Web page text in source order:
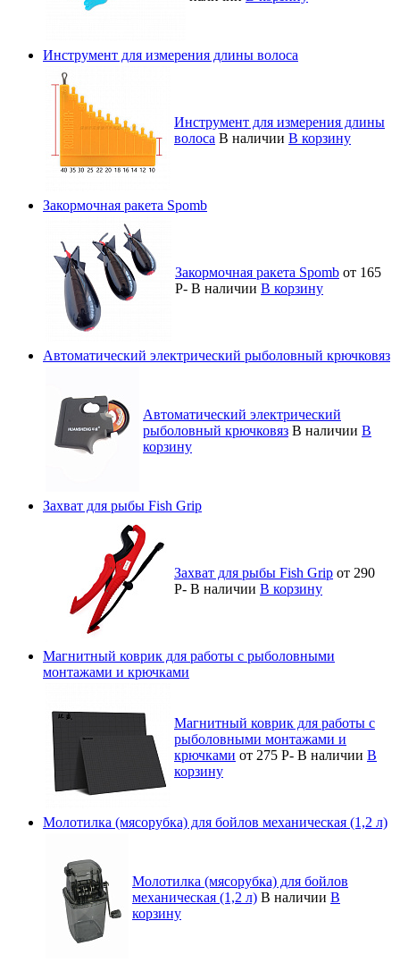
Инструмент для измерения длины волоса
Инструмент для измерения длины
волоса В наличии В корзину
Закормочная ракета Spomb
Закормочная ракета Spomb от 165
Р- В наличии В корзину
Автоматический электрический рыболовный крючковяз
Автоматический электрический
рыболовный крючковяз В наличии В
корзину
Захват для рыбы Fish Grip
Захват для рыбы Fish Grip от 290
Р- В наличии В корзину
Магнитный коврик для работы с рыболовными
монтажами и крючками
Магнитный коврик для работы с
рыболовными монтажами и
крючками от 275 Р- В наличии В
корзину
Молотилка (мясорубка) для бойлов механическая (1,2 л)
Молотилка (мясорубка) для бойлов
механическая (1,2 л) В наличии В
корзину